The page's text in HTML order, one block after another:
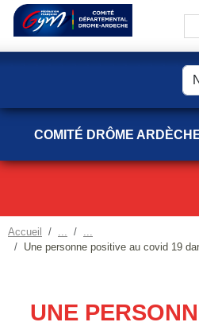
COMITÉ DRÔME
Accueil
Une personne positive au covid 19
UNE
Panneau de gestion des cookies